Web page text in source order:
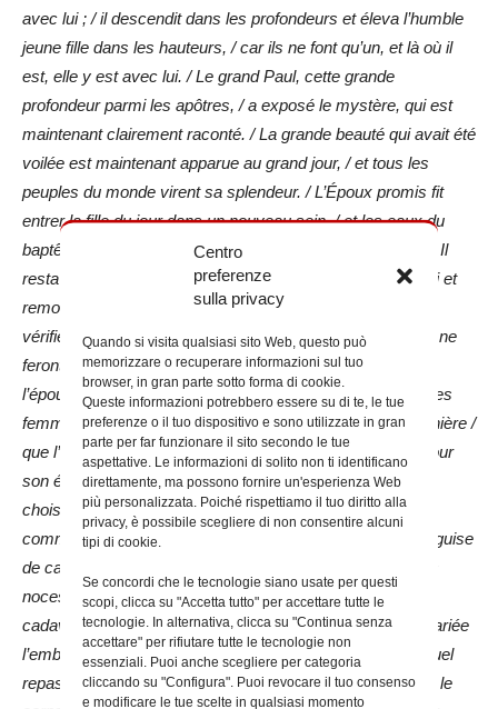
Centro
preferenze
sulla privacy
Quando si visita qualsiasi sito Web, questo può
memorizzare o recuperare informazioni sul tuo
browser, in gran parte sotto forma di cookie.
Queste informazioni potrebbero essere su di te, le tue
preferenze o il tuo dispositivo e sono utilizzate in gran
parte per far funzionare il sito secondo le tue
aspettative. Le informazioni di solito non ti identificano
direttamente, ma possono fornire un'esperienza Web
più personalizzata. Poiché rispettiamo il tuo diritto alla
privacy, è possibile scegliere di non consentire alcuni
tipi di cookie.
Se concordi che le tecnologie siano usate per questi
scopi, clicca su "Accetta tutto" per accettare tutte le
tecnologie. In alternativa, clicca su "Continua senza
accettare" per rifiutare tutte le tecnologie non
essenziali. Puoi anche scegliere per categoria
cliccando su "Configura". Puoi revocare il tuo consenso
e modificare le tue scelte in qualsiasi momento
avec lui ; / il descendit dans les profondeurs et éleva l’humble
jeune fille dans les hauteurs, / car ils ne font qu’un, et là où il
est, elle y est avec lui. / Le grand Paul, cette grande
profondeur parmi les apôtres, / a exposé le mystère, qui est
maintenant clairement raconté. / La grande beauté qui avait été
voilée est maintenant apparue au grand jour, / et tous les
peuples du monde virent sa splendeur. / L’Époux promis fit
entrer la fille du jour dans un nouveau sein, / et les eaux du
baptême entrèrent en travail et lui donnèrent naissance : / Il
resta dans l’eau et l’invita : elle descendit, se revêtit de Lui et
remonta ; / elle Le reçut dans l’Eucharistie, et ainsi se
vérifièrent les paroles de Moïse selon lesquelles les deux ne
feront qu’un. / De l’eau naît l’union chaste et sainte / de
l’épouse et de l’époux, unis en esprit dans le baptême. / Les
femmes ne sont pas unies à leurs maris de la même manière /
que l’Église est unie au Fils de Dieu. Quel époux meurt pour
son épouse, si ce n’est notre Seigneur ? Quelle épouse a
choisi un homme mort pour époux ? / Qui, depuis le
commencement du monde, a jamais donné son sang en guise
de cadeau de noces, / si ce n’est le Crucifié, qui scella les
noces avec ses propres blessures ? / Qui a jamais vu un
cadavre placé au beau milieu d’un repas de noces, / la mariée
l’embrassant, attendant d’être consolée par lui ? / Dans quel
repas de noces, si ce n’est celui-ci, a-t-on jamais rompu / le